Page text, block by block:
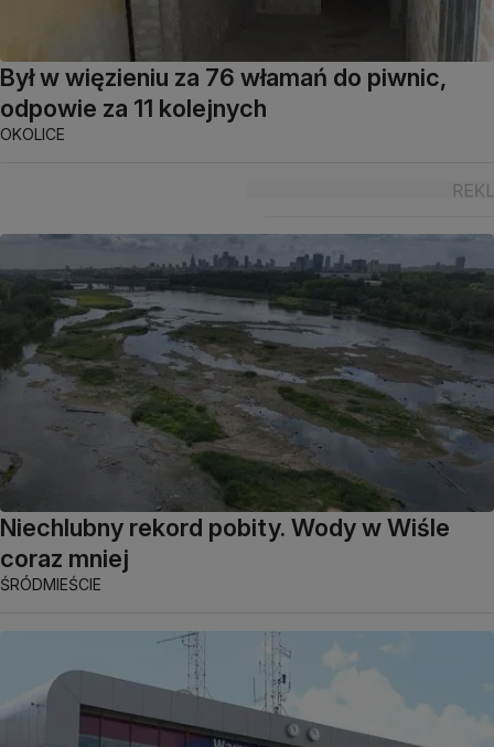
Był w więzieniu za 76 włamań do piwnic,
odpowie za 11 kolejnych
OKOLICE
Niechlubny rekord pobity. Wody w Wiśle
coraz mniej
ŚRÓDMIEŚCIE